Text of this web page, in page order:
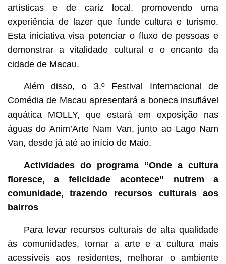
artísticas e de cariz local, promovendo uma
experiência de lazer que funde cultura e turismo.
Esta iniciativa visa potenciar o fluxo de pessoas e
demonstrar a vitalidade cultural e o encanto da
cidade de Macau.
Além disso, o 3.º Festival Internacional de
Comédia de Macau apresentará a boneca insuflável
aquática MOLLY, que estará em exposição nas
águas do Anim’Arte Nam Van, junto ao Lago Nam
Van, desde já até ao início de Maio.
Actividades do programa “Onde a cultura
floresce, a felicidade acontece” nutrem a
comunidade, trazendo recursos culturais aos
bairros
Para levar recursos culturais de alta qualidade
às comunidades, tornar a arte e a cultura mais
acessíveis aos residentes, melhorar o ambiente